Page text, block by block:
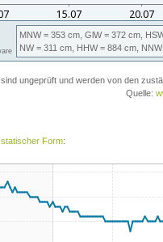
statischer Form: